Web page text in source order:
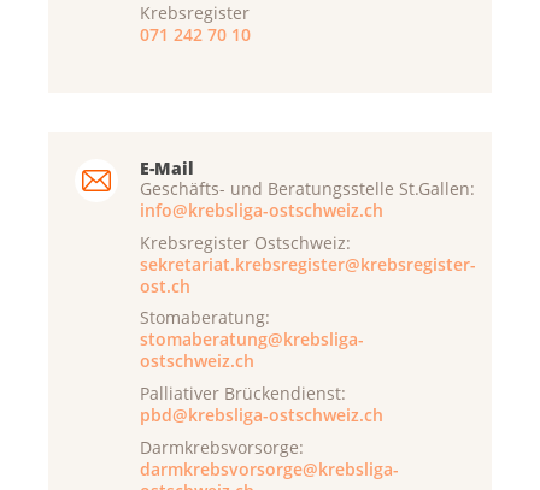
Krebsregister
071 242 70 10
E-Mail
Geschäfts- und Beratungsstelle St.Gallen:
info@krebsliga-ostschweiz.ch
Krebsregister Ostschweiz:
sekretariat.krebsregister@krebsregister-
ost.ch
Stomaberatung:
stomaberatung@krebsliga-
ostschweiz.ch
Palliativer Brückendienst:
pbd@krebsliga-ostschweiz.ch
Darmkrebsvorsorge:
darmkrebsvorsorge@krebsliga-